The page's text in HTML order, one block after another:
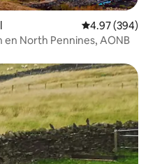
Calificación
4.97 (394)
North Pennines, AONB